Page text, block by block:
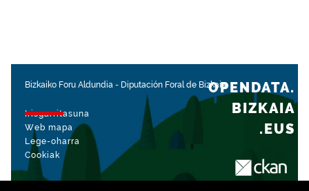
Bizkaiko Foru Aldundia - Diputación Foral de Bizkaia
Irisgarritasuna
Web mapa
Lege-oharra
Cookiak
OPENDATA.
BIZKAIA
.EUS